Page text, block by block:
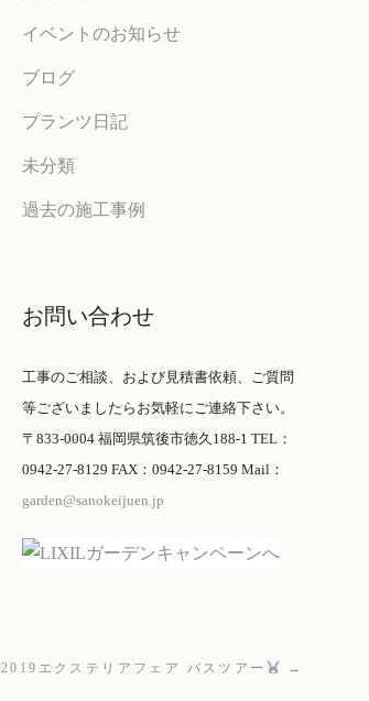
イベントのお知らせ
ブログ
プランツ日記
未分類
過去の施工事例
お問い合わせ
工事のご相談、および見積書依頼、ご質問
等ございましたらお気軽にご連絡下さい。
〒833-0004 福岡県筑後市徳久188-1 TEL：
0942-27-8129 FAX：0942-27-8159 Mail：
garden@sanokeijuen.jp
2019エクステリアフェア バスツアー →